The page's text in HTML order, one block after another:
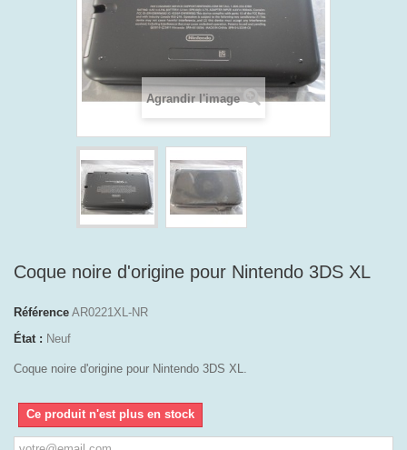
Agrandir l'image
Coque noire d'origine pour Nintendo 3DS XL
Référence AR0221XL-NR
État : Neuf
Coque noire d'origine pour Nintendo 3DS XL.
Ce produit n'est plus en stock